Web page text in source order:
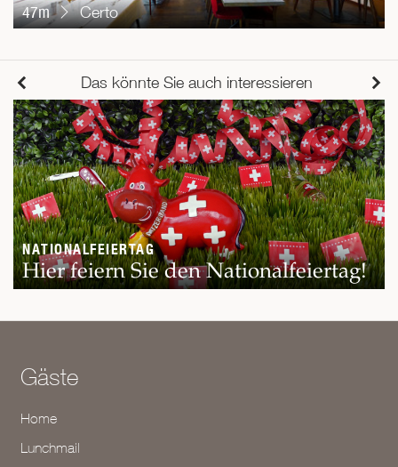
47m Certo
Das könnte Sie auch interessieren
NATIONALFEIERTAG
Hier feiern Sie den Nationalfeiertag!
Gäste
Home
Lunchmail